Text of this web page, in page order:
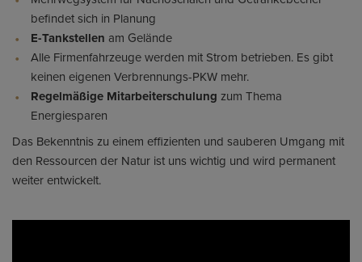
befindet sich in Planung
E-Tankstellen am Gelände
Alle Firmenfahrzeuge werden mit Strom betrieben. Es gibt
keinen eigenen Verbrennungs-PKW mehr.
Regelmäßige Mitarbeiterschulung zum Thema
Energiesparen
Das Bekenntnis zu einem effizienten und sauberen Umgang mit
den Ressourcen der Natur ist uns wichtig und wird permanent
weiter entwickelt.